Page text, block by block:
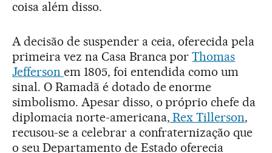
coisa além disso.
A decisão de suspender a ceia, oferecida pela
primeira vez na Casa Branca porThomas
Jefferson em 1805, foi entendida como um
sinal. O Ramadã é dotado de enorme
simbolismo. Apesar disso, o próprio chefe da
diplomacia norte-americana, Rex Tillerson,
recusou-se a celebrar a confraternização que
o seu Departamento de Estado oferecia